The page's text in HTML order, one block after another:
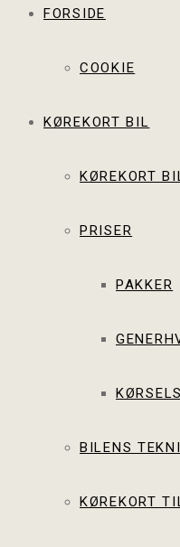
FORSIDE
COOKIE
KØREKORT BIL
KØREKORT
PRISER
PAKKER
BILENS
KØREKORT